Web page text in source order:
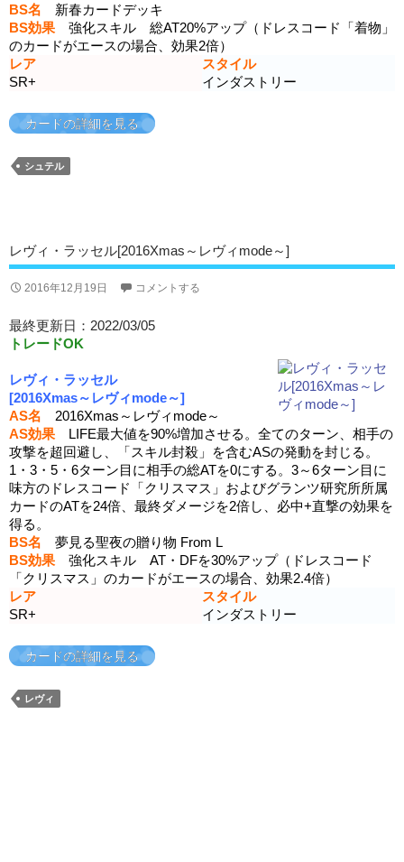
BS名 新春カードデッキ
BS効果 強化スキル 総AT20%アップ（ドレスコード「着物」
のカードがエースの場合、効果2倍）
レア
スタイル
SR+
インダストリー
カードの詳細を見る
シュテル
レヴィ・ラッセル[2016Xmas～レヴィmode～]
2016年12月19日 コメントする
最終更新日：2022/03/05
トレードOK
レヴィ・ラッセル
[2016Xmas～レヴィmode～]
AS名 2016Xmas～レヴィmode～
AS効果 LIFE最大値を90%増加させる。全てのターン、相手の
攻撃を超回避し、「スキル封殺」を含むASの発動を封じる。
1・3・5・6ターン目に相手の総ATを0にする。3～6ターン目に
味方のドレスコード「クリスマス」およびグランツ研究所所属
カードのATを24倍、最終ダメージを2倍し、必中+直撃の効果を
得る。
BS名 夢見る聖夜の贈り物 From L
BS効果 強化スキル AT・DFを30%アップ（ドレスコード
「クリスマス」のカードがエースの場合、効果2.4倍）
レア
スタイル
SR+
インダストリー
カードの詳細を見る
レヴィ